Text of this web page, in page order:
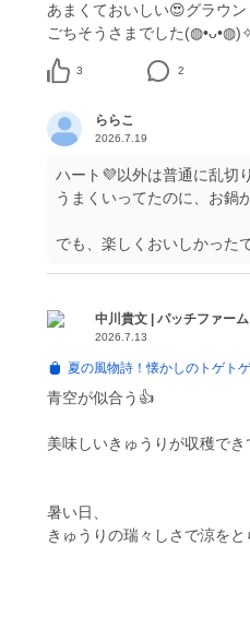
あまくておいしい😍グラウン
3 2
ららこ
2026.7.19
ハート💜以外は普通に乱切
うまくいってたのに、お鍋
でも、楽しくおいしかった
中川貴文 | パッチファーム
2026.7.13
夏の風物詩！懐かしのトゲト
青空が似合う👍️
美味しいきゅうりが収穫でき
暑い日、
きゅうりの瑞々しさで涼をと